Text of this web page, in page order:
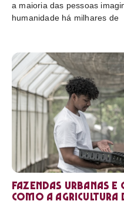
a maioria das pessoas
humanidade há milhares de
Fazendas urbanas
como a agricultura